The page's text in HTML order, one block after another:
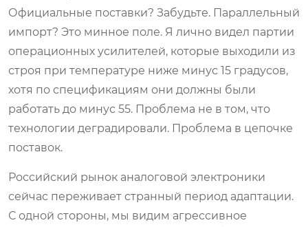
Официальные поставки? Забудьте. Параллельный
импорт? Это минное поле. Я лично видел партии
операционных усилителей, которые выходили из
строя при температуре ниже минус 15 градусов,
хотя по спецификациям они должны были
работать до минус 55. Проблема не в том, что
технологии деградировали. Проблема в цепочке
поставок.
Российский рынок аналоговой электроники
сейчас переживает странный период адаптации.
С одной стороны, мы видим агрессивное